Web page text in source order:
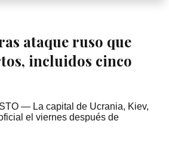
ataque ruso que
incluidos cinco
— La capital de Ucrania, Kiev,
el viernes después de